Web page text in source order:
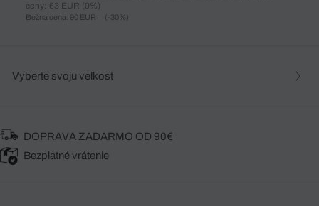
ceny: 63 EUR (0%)
Bežná cena: 90 EUR (-30%)
Vyberte svoju veľkosť
DOPRAVA ZADARMO OD 90€
Bezplatné vrátenie